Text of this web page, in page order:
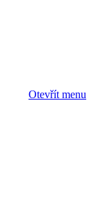
Otevřít menu